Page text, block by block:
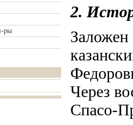
ры
2.
Через
Спасо-